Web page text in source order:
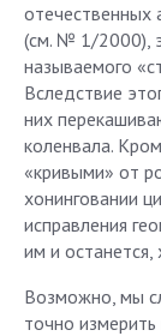
отечественных
(см. № 1/2000),
называемого
Вследствие
них
коленвала.
«кривыми» от
хонинговании
исправления
им и
Возможно, мы
точно